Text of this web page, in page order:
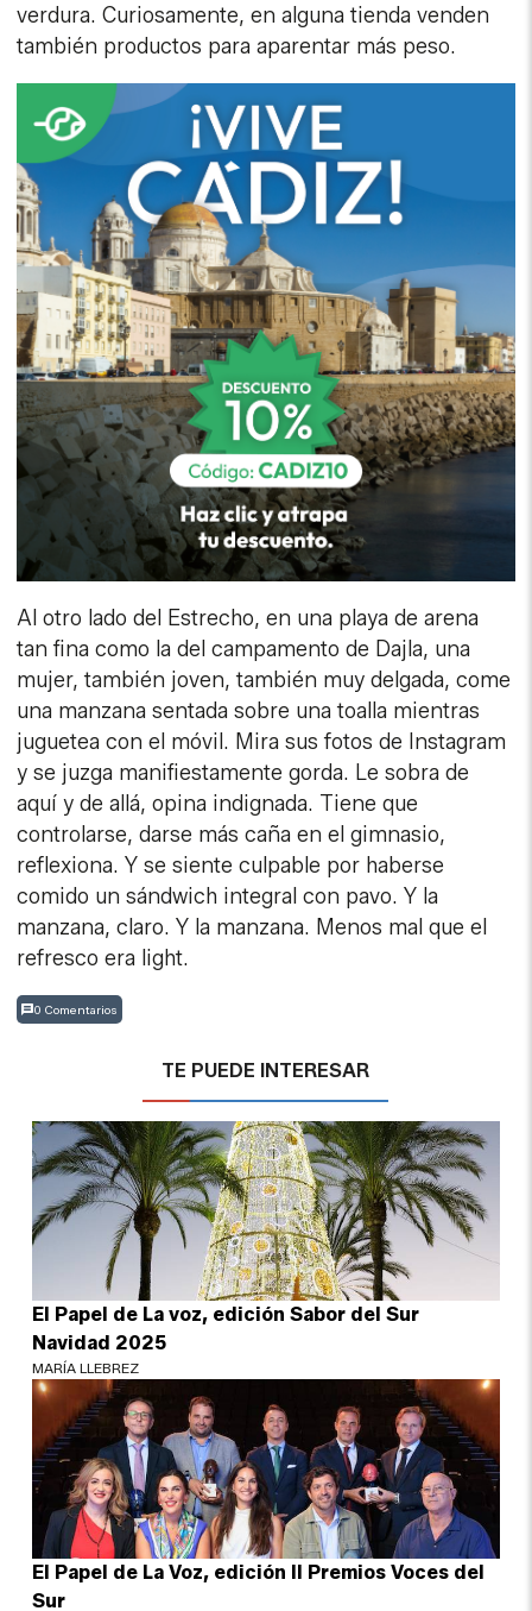
verdura. Curiosamente, en alguna tienda venden
también productos para aparentar más peso.
Al otro lado del Estrecho, en una playa de arena
tan fina como la del campamento de Dajla, una
mujer, también joven, también muy delgada, come
una manzana sentada sobre una toalla mientras
juguetea con el móvil. Mira sus fotos de Instagram
y se juzga manifiestamente gorda. Le sobra de
aquí y de allá, opina indignada. Tiene que
controlarse, darse más caña en el gimnasio,
reflexiona. Y se siente culpable por haberse
comido un sándwich integral con pavo. Y la
manzana, claro. Y la manzana. Menos mal que el
refresco era light.
0 Comentarios
TE PUEDE INTERESAR
El Papel de La voz, edición Sabor del Sur
Navidad 2025
MARÍA LLEBREZ
El Papel de La Voz, edición II Premios Voces del
Sur